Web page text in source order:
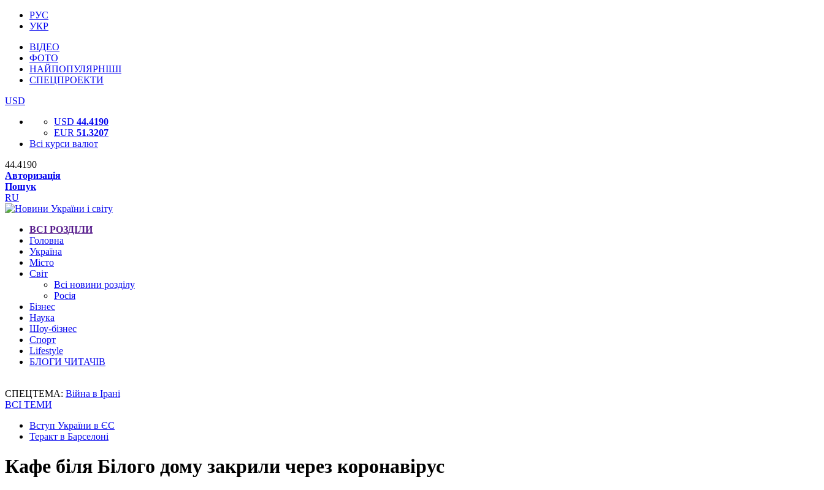
РУС
УКР
ВІДЕО
ФОТО
НАЙПОПУЛЯРНІШІ
СПЕЦПРОЕКТИ
USD
USD 44.4190
EUR 51.3207
Всі курси валют
44.4190
Авторизація
Пошук
RU
ВСІ РОЗДІЛИ
Головна
Україна
Місто
Світ
Всі новини розділу
Росія
Бізнес
Наука
Шоу-бізнес
Спорт
Lifestyle
БЛОГИ ЧИТАЧІВ
СПЕЦТЕМА: Війна в Ірані
ВСІ ТЕМИ
Вступ України в ЄС
Теракт в Барселоні
Кафе біля Білого дому закрили через коронавірус